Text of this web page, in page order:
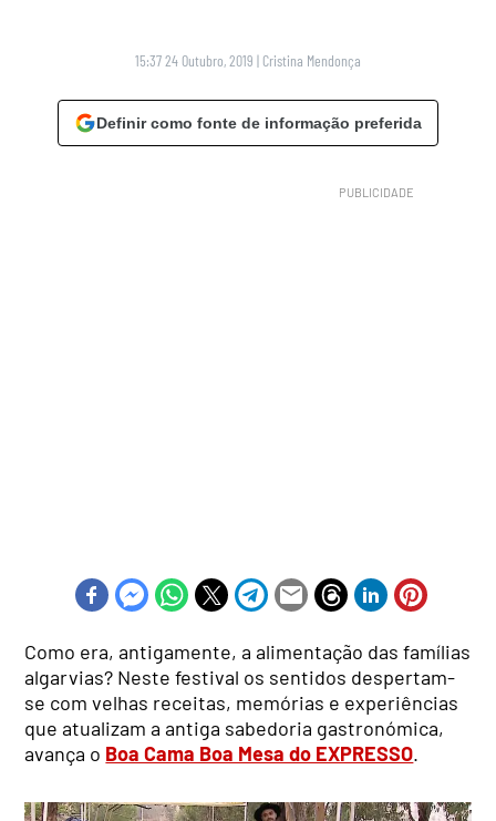
15:37 24 Outubro, 2019 | Cristina Mendonça
Definir como fonte de informação preferida
Como era, antigamente, a alimentação das famílias
algarvias? Neste festival os sentidos despertam-
se com velhas receitas, memórias e experiências
que atualizam a antiga sabedoria gastronómica,
avança o Boa Cama Boa Mesa do EXPRESSO.